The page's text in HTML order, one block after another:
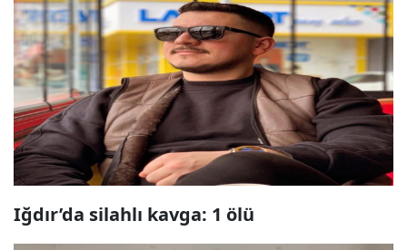
Iğdır’da silahlı kavga: 1 ölü